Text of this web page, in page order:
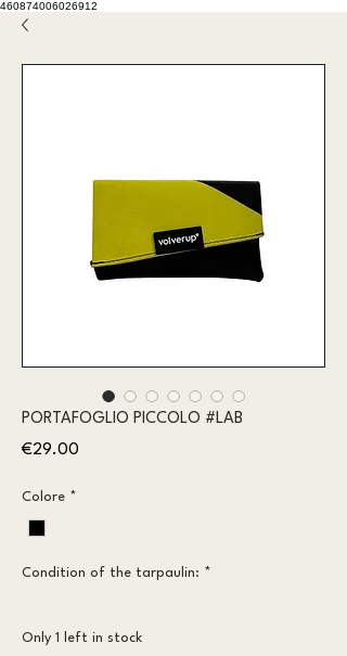
460874006026912
PORTAFOGLIO PICCOLO #LAB
€29.00
Colore *
Condition of the tarpaulin: *
Only 1 left in stock